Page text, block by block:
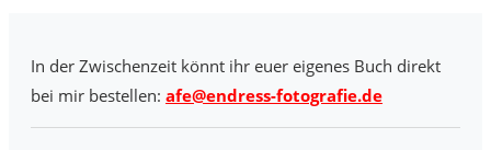
In der Zwischenzeit könnt ihr euer eigenes Buch direkt
bei mir bestellen: afe@endress-fotografie.de